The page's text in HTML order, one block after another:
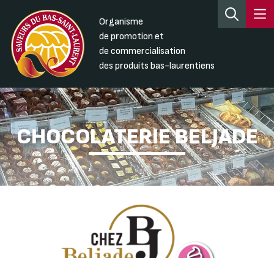
Organisme
de promotion et
de commercialisation
des produits bas-laurentiens
CHOCOLATERIE BELJADE